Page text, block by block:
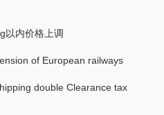
以内价格上调
of European railways
double Clearance tax